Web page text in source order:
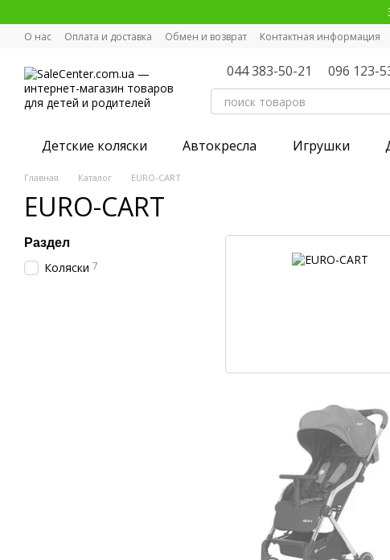
О нас Оплата и доставка Обмен и возврат Контактная информация
044 383-50-21 096 123-
Детские коляски Автокресла Игрушки
Главная Каталог EURO-CART
EURO-CART
Раздел
Коляски 7